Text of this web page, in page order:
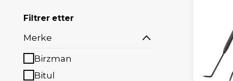
Filtrer etter
Merke
Birzman
Bitul